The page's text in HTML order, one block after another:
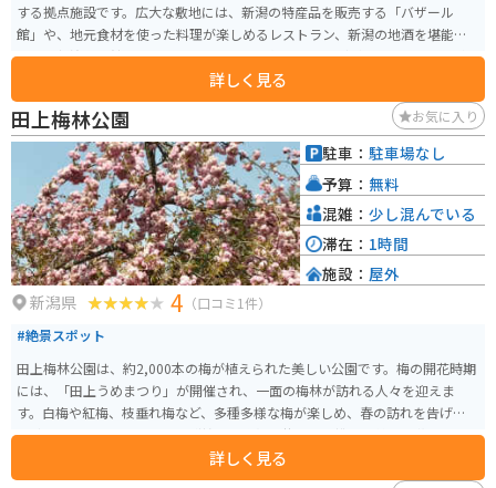
する拠点施設です。広大な敷地には、新潟の特産品を販売する「バザール
館」や、地元食材を使った料理が楽しめるレストラン、新潟の地酒を堪能で
きる「新潟麦酒館」、プラネタリウムや展望タワーなどがあります。 施設内
にはバイク駐車場も完備されており、ツーリングの休憩にも最適です。周辺
には、日本海側最大級の古墳群である「沼垂古墳群」や、国の重要文化財に
指定されている「旧齋藤家別邸」など、歴史を感じられるスポットも点在し
ています。また、少し足を延ばせば、日本海の雄大な景色を望むことができ
る「笹川流れ」もおすすめです。 新潟ふるさと村では、季節ごとに様々なイ
ベントも開催されているので、事前にホームページなどで情報をチェックし
ていくのがおすすめです。新潟名物の笹団子やへぎそば、新鮮な魚介類など、
新潟の食を満喫できるのも魅力です。
詳しく見る
田上梅林公園 お気に入り
新潟県 4 （口コミ1件）
#絶景スポット
田上梅林公園は、約2,000本の梅が植えられた美しい公園です。梅の開花時期
には、「田上うめまつり」が開催され、一面の梅林が訪れる人々を迎えま
す。白梅や紅梅、枝垂れ梅など、多種多様な梅が楽しめ、春の訪れを告げる風
物詩となっています。公園は隣接する梅畑と共に、薄桃色の美しい花々で覆
われ、とても綺麗です。専用駐車場がないため、訪れる際は田上中学校のプ
ール付近入口または公園裏手（梅畑）側入口を利用してください。数年前ま
詳しく見る
駐車： 駐車場なし
予算： 無料
混雑： 少し混んでいる
滞在： 1時間
施設： 屋外